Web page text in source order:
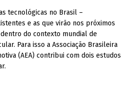
tecnológicas no Brasil –
e as que virão nos próximos
do contexto mundial de
Para isso a Associação Brasileira
(AEA) contribui com dois estudos